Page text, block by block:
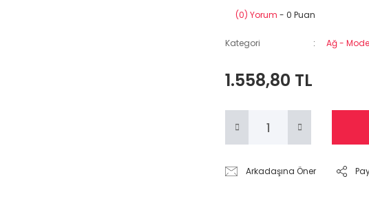
(0) Yorum - 0 Puan
Kategori Ağ -
1.558,80 TL
Arkadaşına Öner